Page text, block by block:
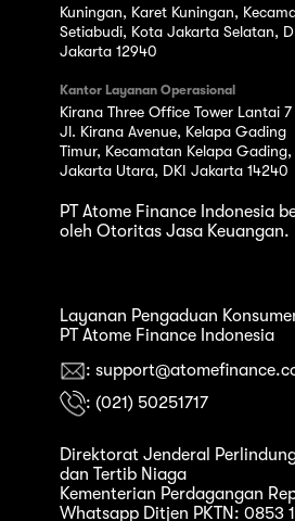
Kuningan, Karet Kuningan,
Setiabudi, Kota Jakarta Selatan,
Jakarta 12940
Kantor Layanan Operasional
Kirana Three Office Tower Lantai 7
Jl. Kirana Avenue, Kelapa Gading
Timur, Kecamatan Kelapa Gading,
Jakarta Utara, DKI Jakarta 14240
PT Atome Finance Indonesia
oleh Otoritas Jasa Keuangan.
Layanan Pengaduan
PT Atome Finance Indonesia
:
: (021) 50251717
Direktorat Jenderal
dan Tertib Niaga
Kementerian Perdagangan
Whatsapp Ditjen PKTN: 0853